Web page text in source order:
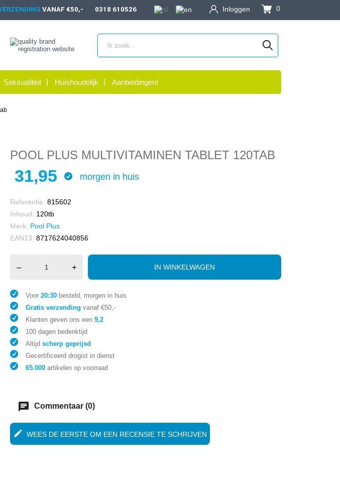
VANAF €50,- 0318 610526 Inloggen 0
Seksualiteit Huishoudelijk Aanbiedingen!
POOL PLUS MULTIVITAMINEN TABLET 120TAB
31,95 morgen in huis
Referentie: 815602
Inhoud: 120tb
Merk: Pool Plus
EAN13: 8717624040856
– + IN WINKELWAGEN
Voor 20:30 besteld, morgen in huis
Gratis verzending vanaf €50,-
Klanten geven ons een 9,2
100 dagen bedenktijd
Altijd scherp geprijsd
Gecertificeerd drogist in dienst
65.000 artikelen op voorraad
chat Commentaar (0)
edit WEES DE EERSTE OM EEN RECENSIE TE SCHRIJVEN